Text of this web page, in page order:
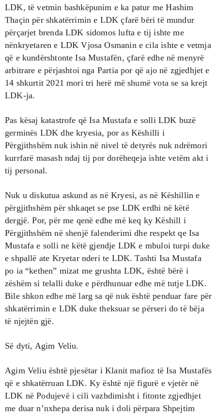
LDK, të vetmin bashkëpunim e ka patur me Hashim
Thaçin për shkatërrimin e LDK çfarë bëri të mundur
përçarjet brenda LDK sidomos lufta e tij ishte me
nënkryetaren e LDK Vjosa Osmanin e cila ishte e vetmja
që e kundërshtonte Isa Mustafën, çfarë edhe në menyrë
arbitrare e përjashtoi nga Partia por që ajo në zgjedhjet e
14 shkurtit 2021 mori tri herë më shumë vota se sa krejt
LDK-ja.
Pas kësaj katastrofe që Isa Mustafa e solli LDK buzë
germinës LDK dhe kryesia, por as Këshilli i
Përgjithshëm nuk ishin në nivel të detyrës nuk ndrëmori
kurrfarë masash ndaj tij por dorëheqeja ishte vetëm akt i
tij personal.
Nuk u diskutua askund as në Kryesi, as në Këshillin e
përgjithshëm për shkaqet se pse LDK erdhi në këtë
dergjë. Por, për me qenë edhe më keq ky Këshill i
Përgjithshëm në shenjë falenderimi dhe respekt qe Isa
Mustafa e solli ne këtë gjendje LDK e mbuloi turpi duke
e shpallë ate Kryetar nderi te LDK. Tashti Isa Mustafa
po ia “kethen” mizat me grushta LDK, është bërë i
zëshëm si telalli duke e përdhunuar edhe më tutje LDK.
Bile shkon edhe më larg sa që nuk është penduar fare për
shkatërrimin e LDK duke theksuar se përseri do të bëja
të njejtën gjë.
Së dyti, Agim Veliu.
Agim Veliu është pjesëtar i Klanit mafioz të Isa Mustafës
që e shkatërruan LDK. Ky është një figurë e vjetër në
LDK në Podujevë i cili vazhdimisht i fitonte zgjedhjet
me duar n’nxhepa derisa nuk i doli përpara Shpejtim